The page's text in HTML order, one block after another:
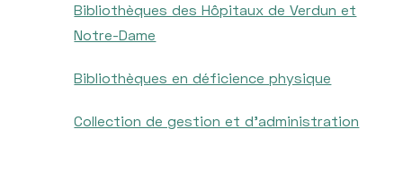
Bibliothèques des Hôpitaux de Verdun et
Notre-Dame
Bibliothèques en déficience physique
Collection de gestion et d'administration